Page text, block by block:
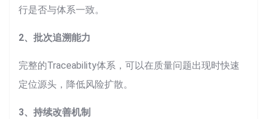
行是否与体系一致。
2、批次追溯能力
完整的Traceability体系，可以在质量问题出现时快速
定位源头，降低风险扩散。
3、持续改善机制